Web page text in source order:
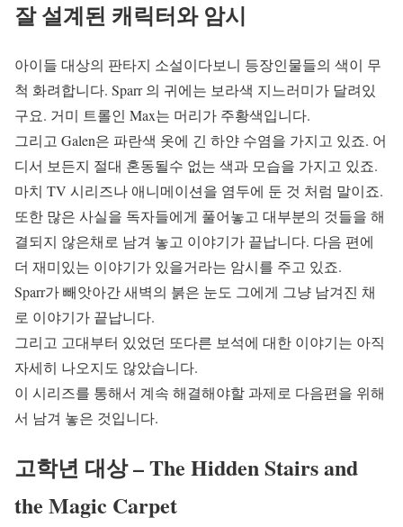
잘 설계된 캐릭터와 암시
아이들 대상의 판타지 소설이다보니 등장인물들의 색이 무
척 화려합니다. Sparr 의 귀에는 보라색 지느러미가 달려있
구요. 거미 트롤인 Max는 머리가 주황색입니다.
그리고 Galen은 파란색 옷에 긴 하얀 수염을 가지고 있죠. 어
디서 보든지 절대 혼동될수 없는 색과 모습을 가지고 있죠.
마치 TV 시리즈나 애니메이션을 염두에 둔 것 처럼 말이죠.
또한 많은 사실을 독자들에게 풀어놓고 대부분의 것들을 해
결되지 않은채로 남겨 놓고 이야기가 끝납니다. 다음 편에
더 재미있는 이야기가 있을거라는 암시를 주고 있죠.
Sparr가 빼앗아간 새벽의 붉은 눈도 그에게 그냥 남겨진 채
로 이야기가 끝납니다.
그리고 고대부터 있었던 또다른 보석에 대한 이야기는 아직
자세히 나오지도 않았습니다.
이 시리즈를 통해서 계속 해결해야할 과제로 다음편을 위해
서 남겨 놓은 것입니다.
고학년 대상 – The Hidden Stairs and
the Magic Carpet